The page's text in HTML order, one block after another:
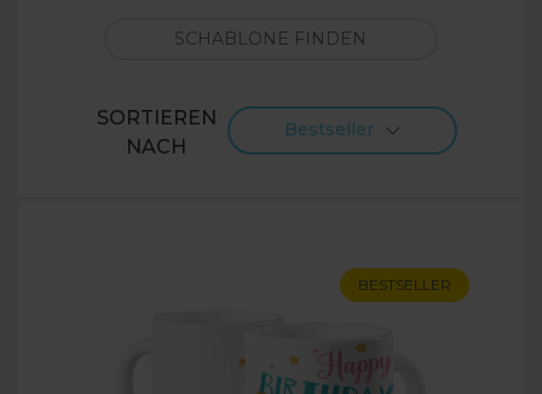
SORTIEREN
NACH
Bestseller
BESTSELLER